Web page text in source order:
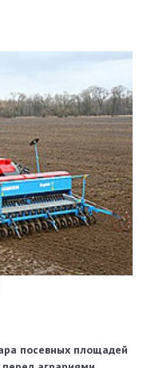
посевных площадей